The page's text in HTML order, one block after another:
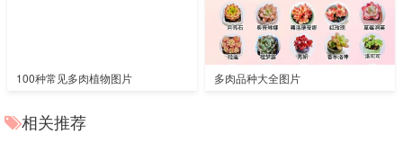
100种常见多肉植物图片 多肉品种大全图片
相关推荐